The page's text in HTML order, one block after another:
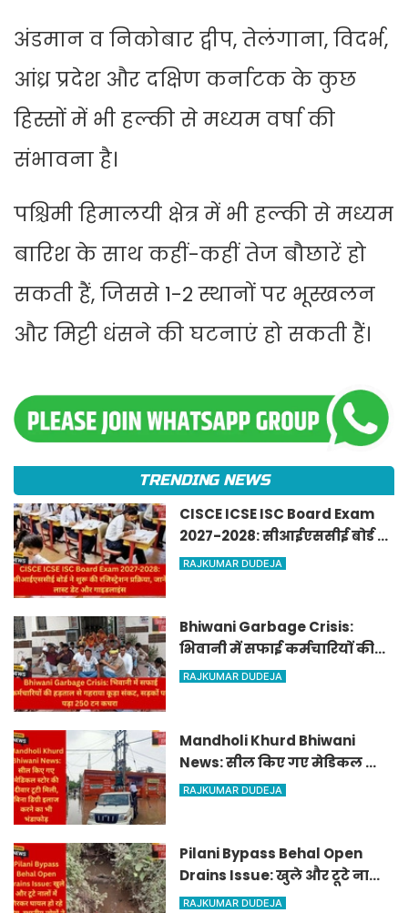
अंडमान व निकोबार द्वीप, तेलंगाना, विदर्भ,
आंध्र प्रदेश और दक्षिण कर्नाटक के कुछ
हिस्सों में भी हल्की से मध्यम वर्षा की
संभावना है।
पश्चिमी हिमालयी क्षेत्र में भी हल्की से मध्यम
बारिश के साथ कहीं-कहीं तेज बौछारें हो
सकती हैं, जिससे 1-2 स्थानों पर भूस्खलन
और मिट्टी धंसने की घटनाएं हो सकती हैं।
TRENDING NEWS
CISCE ICSE ISC Board Exam
2027-2028: सीआईएससीई बोर्ड ने
शुरू की रजिस्ट्रेशन प्रक्रिया, जानें
RAJKUMAR DUDEJA
Bhiwani Garbage Crisis:
भिवानी में सफाई कर्मचारियों की
हड़ताल से गहराया कूड़ा संकट,
RAJKUMAR DUDEJA
Mandholi Khurd Bhiwani
News: सील किए गए मेडिकल स्टोर
की दीवार टूटी मिली, बिना डिग्री
RAJKUMAR DUDEJA
Pilani Bypass Behal Open
Drains Issue: खुले और टूटे नालों
में गिरकर घायल हो रहे लोग,
RAJKUMAR DUDEJA